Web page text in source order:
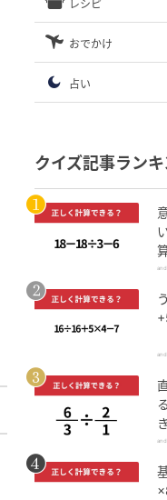
レシピ
おでかけ
占い
クイズ記事ラン